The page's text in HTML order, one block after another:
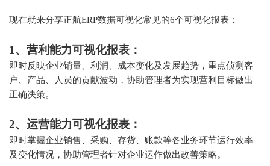
现在就来分享正航ERP数据可视化常见的6个可视化报表：
1、营利能力可视化报表：
即时反映企业销量、利润、成本变化及发展趋势，重点侦测客
户、产品、人员的贡献波动，协助管理者为实现营利目标做出
正确决策。
2、运营能力可视化报表：
即时掌握企业销售、采购、存货、账款等各业务环节运行效率
及变化情况，协助管理者针对企业运作做出改善策略。